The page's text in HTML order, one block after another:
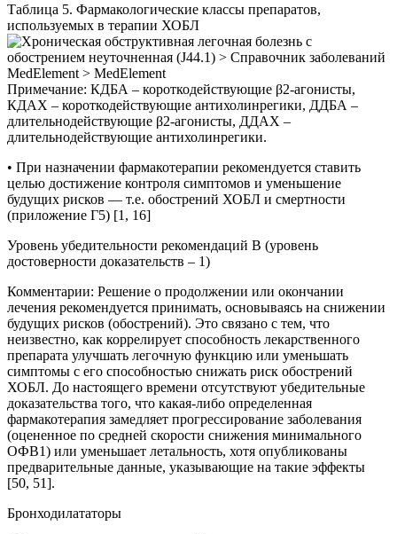
Таблица 5. Фармакологические классы препаратов,
используемых в терапии ХОБЛ
Примечание: КДБА – короткодействующие β2-агонисты,
КДАХ – короткодействующие антихолинрегики, ДДБА –
длительнодействующие β2-агонисты, ДДАХ –
длительнодействующие антихолинрегики.
• При назначении фармакотерапии рекомендуется ставить
целью достижение контроля симптомов и уменьшение
будущих рисков — т.е. обострений ХОБЛ и смертности
(приложение Г5) [1, 16]
Уровень убедительности рекомендаций В (уровень
достоверности доказательств – 1)
Комментарии: Решение о продолжении или окончании
лечения рекомендуется принимать, основываясь на снижении
будущих рисков (обострений). Это связано с тем, что
неизвестно, как коррелирует способность лекарственного
препарата улучшать легочную функцию или уменьшать
симптомы с его способностью снижать риск обострений
ХОБЛ. До настоящего времени отсутствуют убедительные
доказательства того, что какая-либо определенная
фармакотерапия замедляет прогрессирование заболевания
(оцененное по средней скорости снижения минимального
ОФВ1) или уменьшает летальность, хотя опубликованы
предварительные данные, указывающие на такие эффекты
[50, 51].
Бронходилататоры